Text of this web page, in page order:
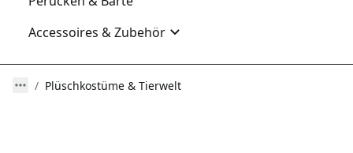
Accessoires & Zubehör
Plüschkostüme & Tierwelt